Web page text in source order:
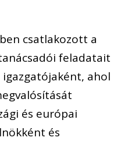
csatlakozott a
feladatait
ahol
és európai
és